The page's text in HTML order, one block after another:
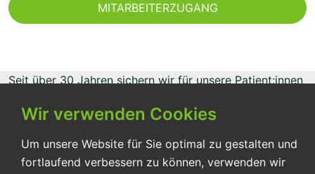
MITARBEITERZUGANG
Seit über 30 Jahren sichern wir für unsere Patient:innen
ihren Bedürfnissen.
Wir verwenden Cookies
Um unsere Website für Sie optimal zu gestalten und
fortlaufend verbessern zu können, verwenden wir